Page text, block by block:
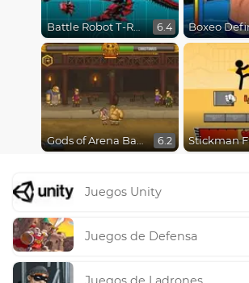
Battle Robot T-Rex Age 6.4 Boxeo
Gods of Arena Battles 6.2
Juegos Unity
Juegos de Defensa